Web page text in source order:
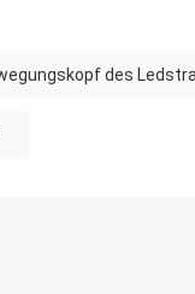
des